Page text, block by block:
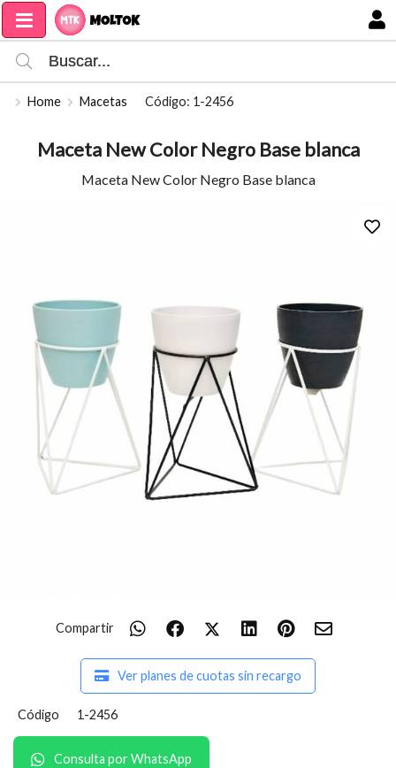
Compartir por email
Home Macetas Código: 1-2456
Maceta New Color Negro Base blanca
Maceta New Color Negro Base blanca
Compartir
Ver planes de cuotas sin recargo
Código 1-2456
Consulta por WhatsApp